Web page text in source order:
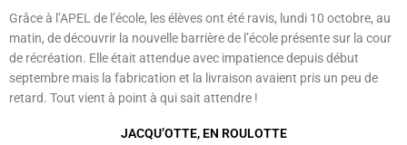
Grâce à l’APEL de l’école, les élèves ont été ravis, lundi 10 octobre, au
matin, de découvrir la nouvelle barrière de l’école présente sur la cour
de récréation. Elle était attendue avec impatience depuis début
septembre mais la fabrication et la livraison avaient pris un peu de
retard. Tout vient à point à qui sait attendre !
JACQU’OTTE, EN ROULOTTE